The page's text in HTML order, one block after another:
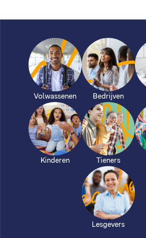
Volwassenen Bedrijven
Kinderen Tieners
Lesgevers